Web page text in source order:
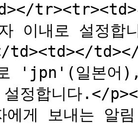
tr><tr><td>
이내로 설정
td><td></
로 'jpn'(일본
설정합니다.</
에게 보내는